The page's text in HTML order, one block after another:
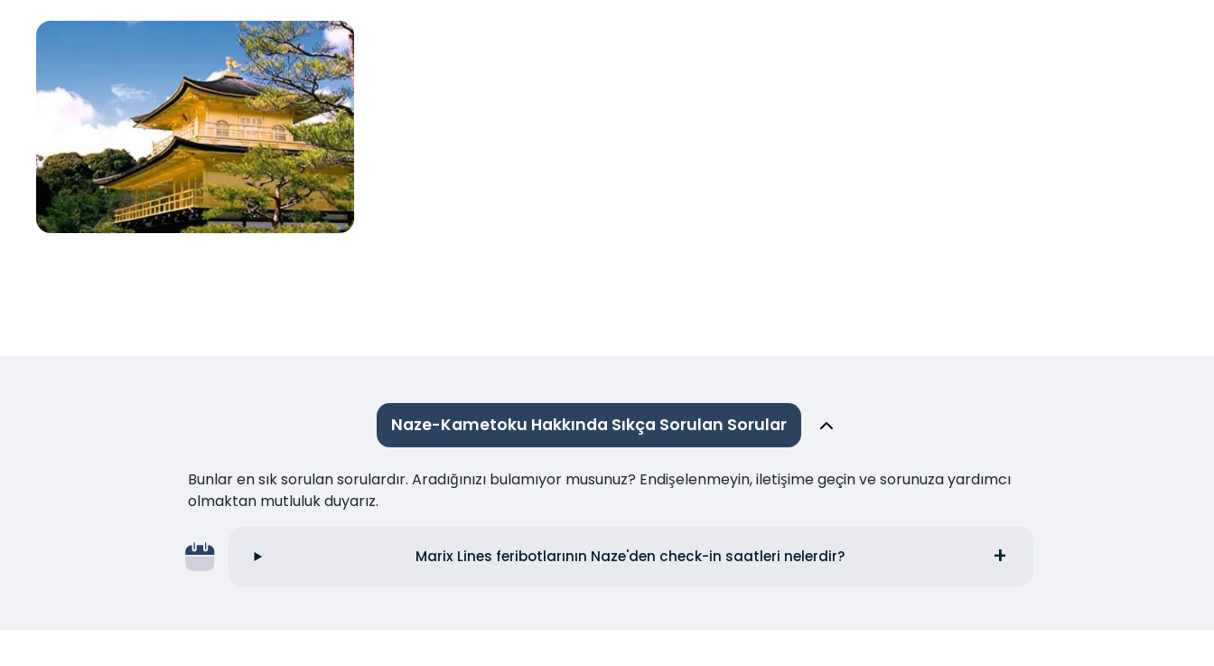
Naze-Kametoku Hakkında Sıkça Sorulan Sorular
Bunlar en sık sorulan sorulardır. Aradığınızı bulamıyor musunuz? Endişelenmeyin, iletişime geçin ve sorunuza yardımcı
olmaktan mutluluk duyarız.
Marix Lines feribotlarının Naze'den check-in saatleri nelerdir?